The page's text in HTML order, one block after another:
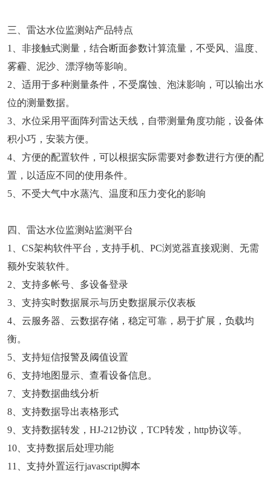
三、雷达水位监测站产品特点
1、非接触式测量，结合断面参数计算流量，不受风、温度、
雾霾、泥沙、漂浮物等影响。
2、适用于多种测量条件，不受腐蚀、泡沫影响，可以输出水
位的测量数据。
3、水位采用平面阵列雷达天线，自带测量角度功能，设备体
积小巧，安装方便。
4、方便的配置软件，可以根据实际需要对参数进行方便的配
置，以适应不同的使用条件。
5、不受大气中水蒸汽、温度和压力变化的影响
四、雷达水位监测站监测平台
1、CS架构软件平台，支持手机、PC浏览器直接观测、无需
额外安装软件。
2、支持多帐号、多设备登录
3、支持实时数据展示与历史数据展示仪表板
4、云服务器、云数据存储，稳定可靠，易于扩展，负载均
衡。
5、支持短信报警及阈值设置
6、支持地图显示、查看设备信息。
7、支持数据曲线分析
8、支持数据导出表格形式
9、支持数据转发，HJ-212协议，TCP转发，http协议等。
10、支持数据后处理功能
11、支持外置运行javascript脚本